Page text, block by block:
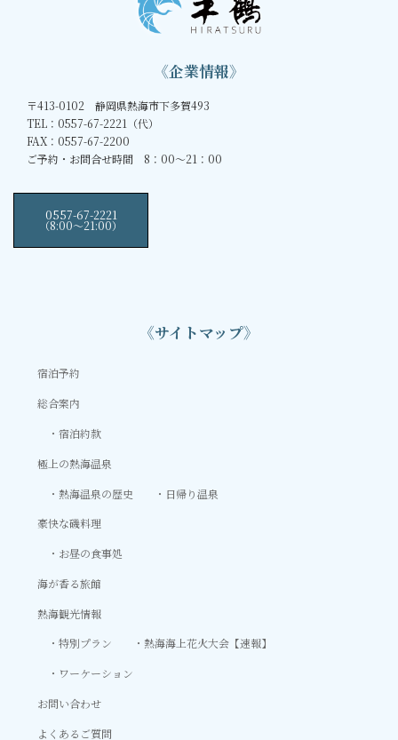
《企業情報》
〒413-0102 静岡県熱海市下多賀493
TEL：0557-67-2221（代）
FAX：0557-67-2200
ご予約・お問合せ時間 8：00～21：00
0557-67-2221
（8:00〜21:00）
《サイトマップ》
宿泊予約
総合案内
宿泊約款
極上の熱海温泉
熱海温泉の歴史
日帰り温泉
豪快な磯料理
お昼の食事処
海が香る旅館
熱海観光情報
特別プラン
熱海海上花火大会【速報】
ワーケーション
お問い合わせ
よくあるご質問